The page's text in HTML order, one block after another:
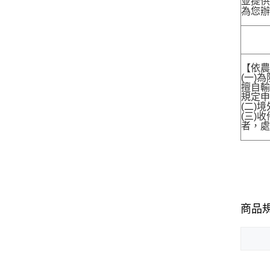
為您
【依
(一)為
擅自
規定
(二)境
(三)收
者，
商品